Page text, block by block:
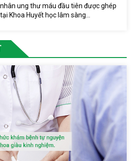
ung thư máu đầu tiên được ghép
Khoa Huyết học lâm sàng...